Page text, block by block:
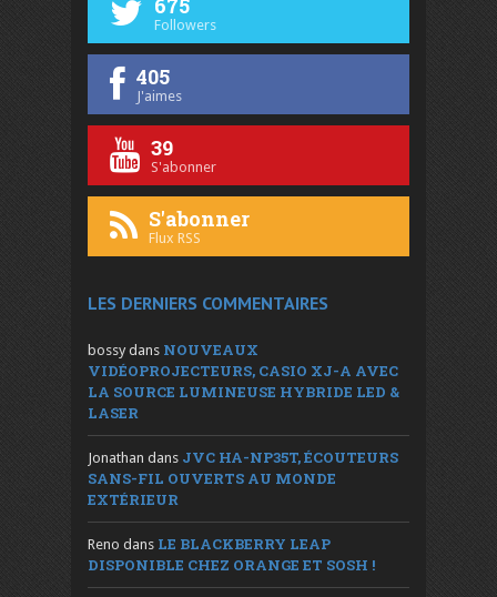
675
Followers
405
J'aimes
39
S'abonner
S'abonner
Flux RSS
LES DERNIERS COMMENTAIRES
bossy dans NOUVEAUX
VIDÉOPROJECTEURS, CASIO XJ-A AVEC
LA SOURCE LUMINEUSE HYBRIDE LED &
LASER
Jonathan dans JVC HA-NP35T, ÉCOUTEURS
SANS-FIL OUVERTS AU MONDE
EXTÉRIEUR
Reno dans LE BLACKBERRY LEAP
DISPONIBLE CHEZ ORANGE ET SOSH !